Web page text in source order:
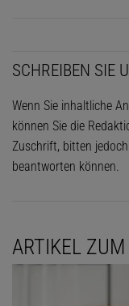
SCHREIBEN SIE
Wenn Sie inhaltliche
können Sie die
Zuschrift, bitten
beantworten können.
ARTIKEL